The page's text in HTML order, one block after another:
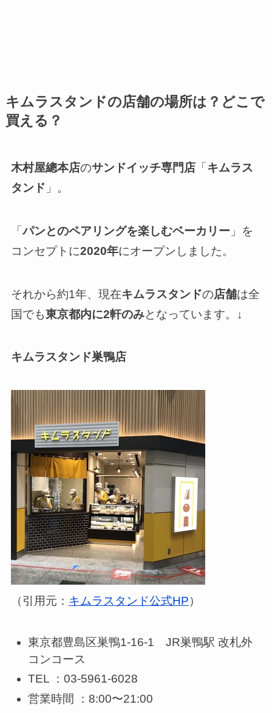
キムラスタンドの店舗の場所は？どこで
買える？
木村屋總本店のサンドイッチ専門店「 キムラス
タンド 」。
「パンとのペアリングを楽しむベーカリー 」を
コンセプトに2020年にオープンしました。
それから約1年、現在キムラスタンドの店舗は全
国でも東京都内に2軒のみとなっています。↓
キムラスタンド巣鴨店
（引用元： キムラスタンド公式HP）
東京都豊島区巣鴨1-16-1 JR巣鴨駅 改札外
コンコース
TEL ：03-5961-6028
営業時間 ：8:00〜21:00